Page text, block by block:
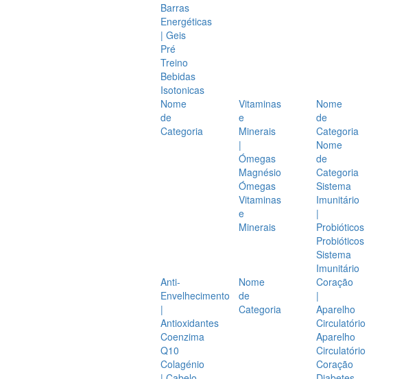
Barras
Energéticas
| Geis
Pré
Treino
Bebidas
Isotonicas
Nome
de
Categoria
Vitaminas
e
Minerais
|
Ómegas
Magnésio
Ómegas
Vitaminas
e
Minerais
Nome
de
Categoria
Nome
de
Categoria
Sistema
Imunitário
|
Probióticos
Probióticos
Sistema
Imunitário
Anti-
Envelhecimento
|
Antioxidantes
Coenzima
Q10
Colagénio
Nome
de
Categoria
Coração
|
Aparelho
Circulatório
Aparelho
Circulatório
Coração